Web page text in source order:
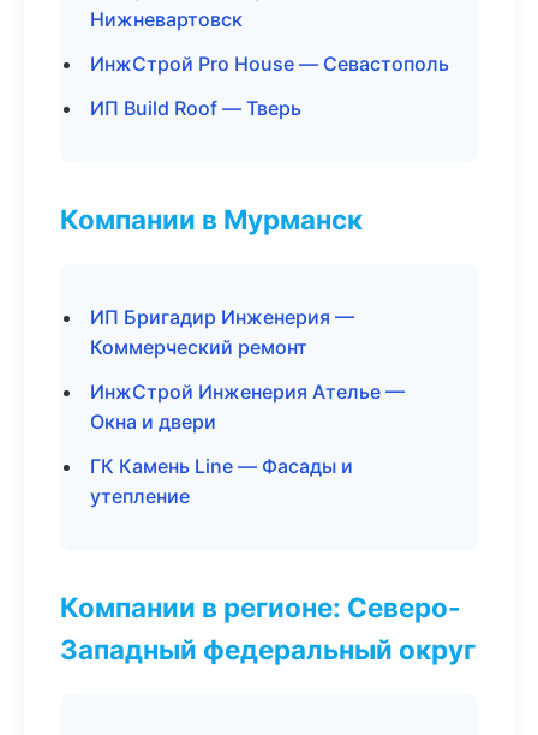
Нижневартовск
ИнжСтрой Pro House — Севастополь
ИП Build Roof — Тверь
Компании в Мурманск
ИП Бригадир Инженерия —
Коммерческий ремонт
ИнжСтрой Инженерия Ателье —
Окна и двери
ГК Камень Line — Фасады и
утепление
Компании в регионе: Северо-
Западный федеральный округ